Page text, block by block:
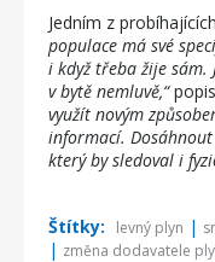
Jedním z
populace má své
i když třeba žije
v bytě nemluvě,“
využít novým
informací.
který by sledoval i
Štítky: levný plyn |
| změna dodavatele